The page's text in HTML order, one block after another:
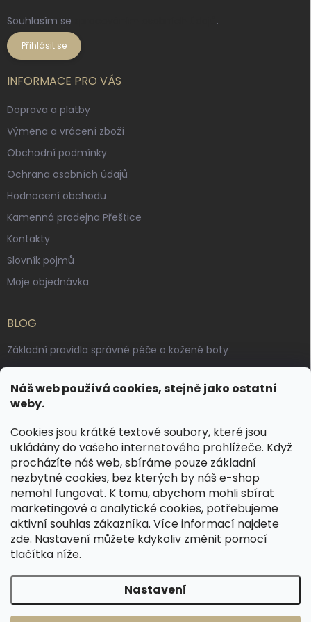
Náš web používá cookies, stejně jako ostatní
weby.
Cookies jsou krátké textové soubory, které jsou
ukládány do vašeho internetového prohlížeče. Když
procházíte náš web, sbíráme pouze základní
nezbytné cookies, bez kterých by náš e-shop
nemohl fungovat. K tomu, abychom mohli sbírat
marketingové a analytické cookies, potřebujeme
aktivní souhlas zákazníka. Více informací najdete
zde. Nastavení můžete kdykoliv změnit pomocí
tlačítka níže.
Nastavení
Souhlasím se .
Přihlásit se
INFORMACE PRO VÁS
Doprava a platby
Výměna a vrácení zboží
Obchodní podmínky
Ochrana osobních údajů
Hodnocení obchodu
Kamenná prodejna Přeštice
Kontakty
Slovník pojmů
Moje objednávka
BLOG
Základní pravidla správné péče o kožené boty
Výroba českých kožených opasků: vůně pravé kůže, dotek
řemesla
KONTAKT
dotazy@spongr.cz
+420 776 663 962
https://www.facebook.com/spongr.cz
spongr.cz